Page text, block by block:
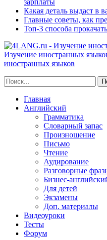
зарплаты
Какая деталь выдаст в
Главные советы, как
Топ-3 способа
Изучение иностранных
иностранных языков
Главная
Английский
Грамматика
Словарный запас
Произношение
Письмо
Чтение
Аудирование
Разговорные
Бизнес-
Для детей
Экзамены
Доп. материалы
Видеоуроки
Тесты
Форум